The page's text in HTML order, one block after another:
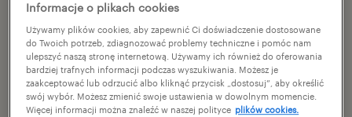
lublin, lubelskie
praca stała
pełen etat
Informacje o plikach cookies
Używamy plików cookies, aby zapewnić Ci doświadczenie dostosowane
do Twoich potrzeb, zdiagnozować problemy techniczne i pomóc nam
ulepszyć naszą stronę internetową. Używamy ich również do oferowania
bardziej trafnych informacji podczas wyszukiwania. Możesz je
zaakceptować lub odrzucić albo kliknąć przycisk „dostosuj”, aby określić
swój wybór. Możesz zmienić swoje ustawienia w dowolnym momencie.
Więcej informacji można znaleźć w naszej polityce plików cookies.